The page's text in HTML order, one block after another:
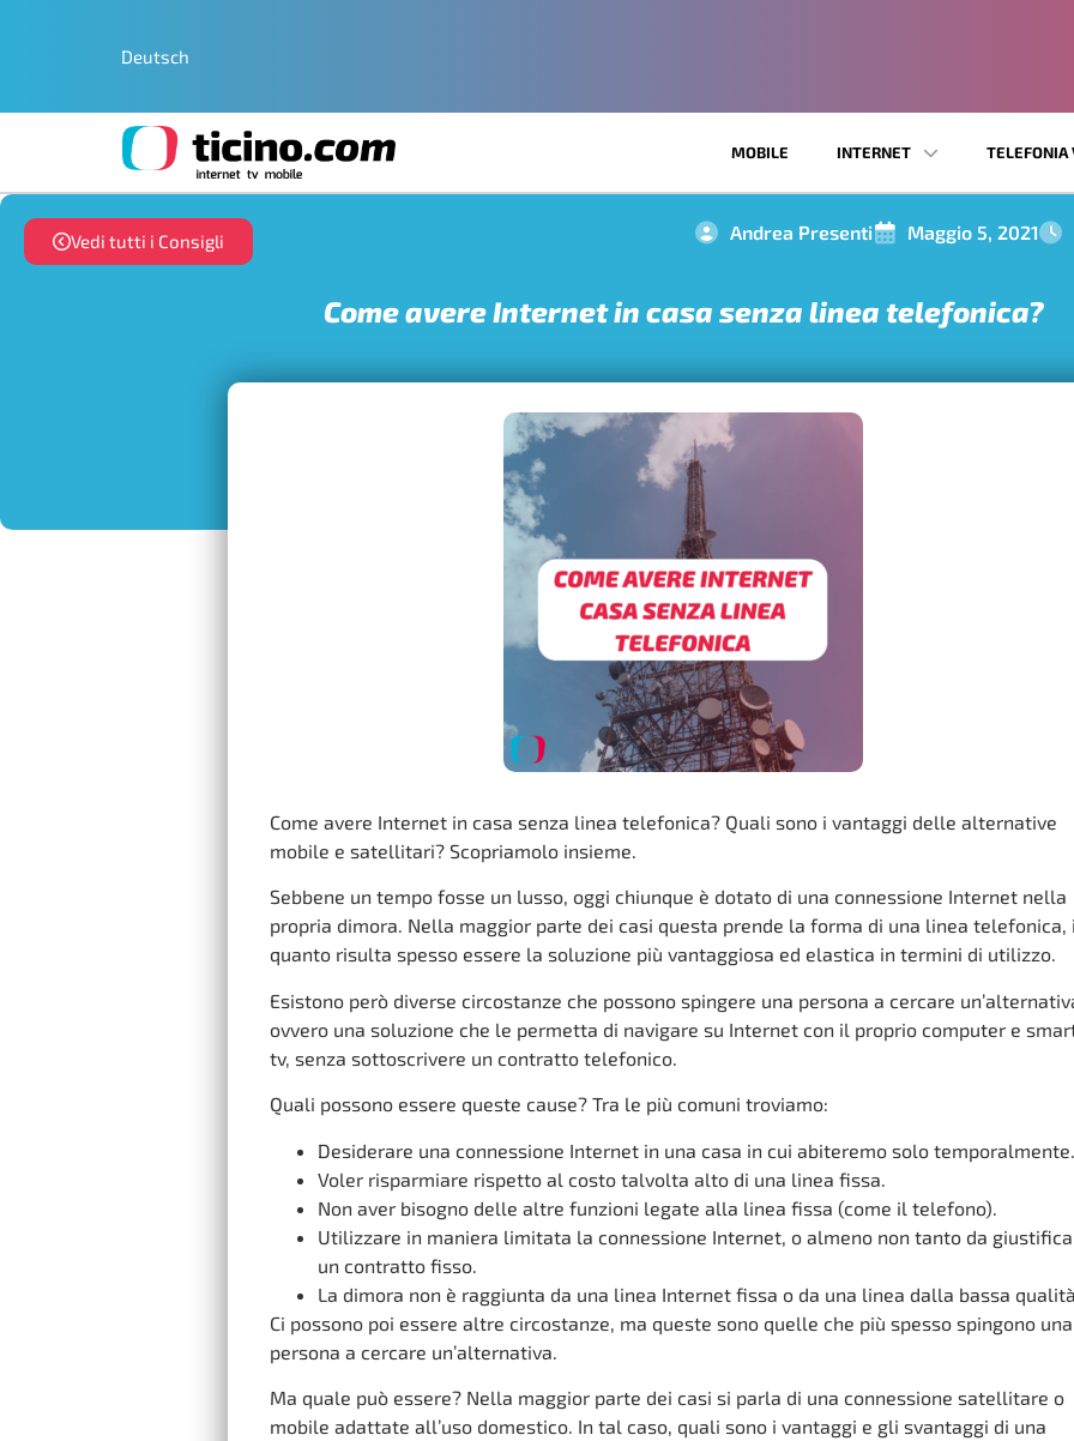
Deutsch
MOBILE INTERNET TELEFONIA
Vedi tutti i Consigli Andrea Presenti Maggio 5, 2021
Come avere Internet in casa senza linea telefonica?
Come avere Internet in casa senza linea telefonica? Quali sono i vantaggi delle alternative
mobile e satellitari? Scopriamolo insieme.
Sebbene un tempo fosse un lusso, oggi chiunque è dotato di una connessione Internet nella
propria dimora. Nella maggior parte dei casi questa prende la forma di una linea telefonica,
quanto risulta spesso essere la soluzione più vantaggiosa ed elastica in termini di utilizzo.
Esistono però diverse circostanze che possono spingere una persona a cercare
ovvero una soluzione che le permetta di navigare su Internet con il proprio computer e
tv, senza sottoscrivere un contratto telefonico.
Quali possono essere queste cause? Tra le più comuni troviamo:
Desiderare una connessione Internet in una casa in cui abiteremo solo temporalmente.
Voler risparmiare rispetto al costo talvolta alto di una linea fissa.
Non aver bisogno delle altre funzioni legate alla linea fissa (come il telefono).
Utilizzare in maniera limitata la connessione Internet, o almeno non tanto da
un contratto fisso.
La dimora non è raggiunta da una linea Internet fissa o da una linea dalla bassa qualità.
Ci possono poi essere altre circostanze, ma queste sono quelle che più spesso spingono una
persona a cercare un’alternativa.
Ma quale può essere? Nella maggior parte dei casi si parla di una connessione satellitare o
mobile adattate all’uso domestico. In tal caso, quali sono i vantaggi e gli svantaggi di una